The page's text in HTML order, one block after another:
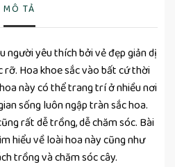
MÔ TẢ
người yêu thích bởi vẻ đẹp giản dị
Hoa khoe sắc vào bất cứ thời
này có thể trang trí ở nhiều nơi
sống luôn ngập tràn sắc hoa.
rất dễ trồng, dễ chăm sóc. Bài
hiểu về loài hoa này cũng như
trồng và chăm sóc cây.